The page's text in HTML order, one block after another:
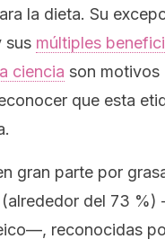
la dieta. Su
sus múltiples
ciencia son motivos
que esta
gran parte por
(alrededor del 73
reconocidas